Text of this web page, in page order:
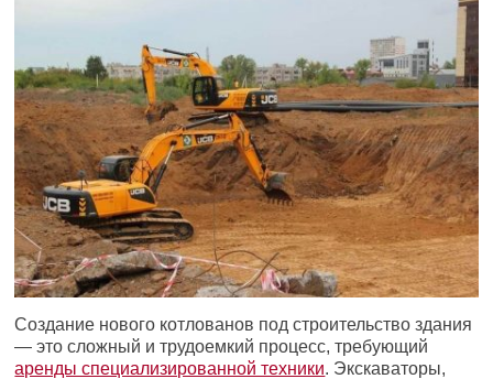
Создание нового котлованов под строительство здания
— это сложный и трудоемкий процесс, требующий
аренды специализированной техники. Экскаваторы,